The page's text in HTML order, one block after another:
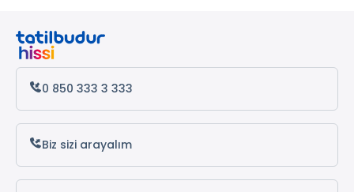
Venedik Turları
Napoli Turları
Belgrad Turları
0 850 333 3 333
Biz sizi arayalım